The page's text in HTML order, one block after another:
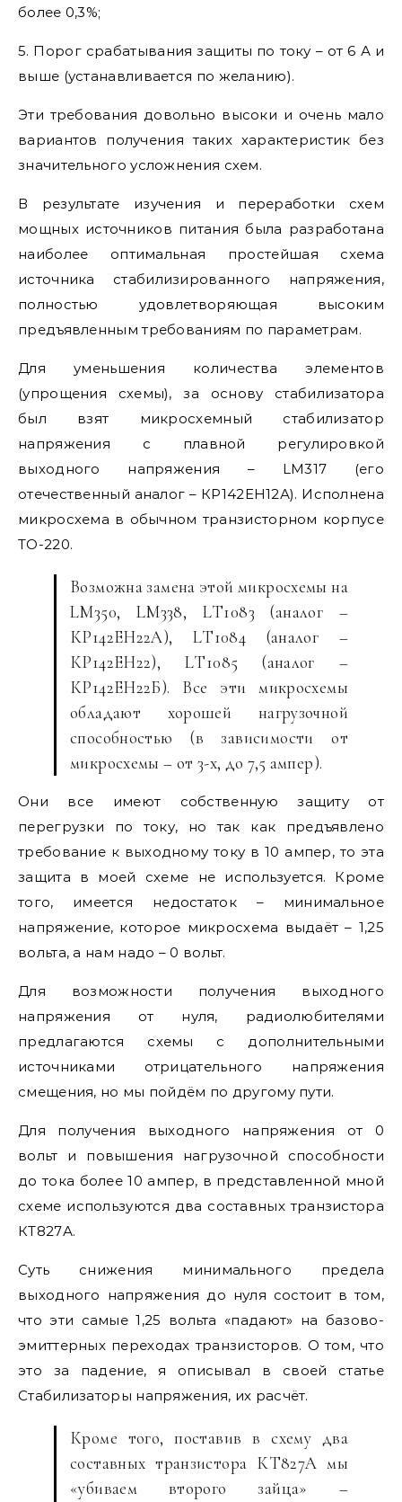
более 0,3%;
5. Порог срабатывания защиты по току – от 6 А и
выше (устанавливается по желанию).
Эти требования довольно высоки и очень мало
вариантов получения таких характеристик без
значительного усложнения схем.
В результате изучения и переработки схем
мощных источников питания была разработана
наиболее оптимальная простейшая схема
источника стабилизированного напряжения,
полностью удовлетворяющая высоким
предъявленным требованиям по параметрам.
Для уменьшения количества элементов
(упрощения схемы), за основу стабилизатора
был взят микросхемный стабилизатор
напряжения с плавной регулировкой
выходного напряжения – LM317 (его
отечественный аналог – КР142ЕН12А). Исполнена
микросхема в обычном транзисторном корпусе
ТО-220.
Возможна замена этой микросхемы на
LM350, LM338, LТ1083 (аналог –
КР142ЕН22А), LТ1084 (аналог –
КР142ЕН22), LТ1085 (аналог –
КР142ЕН22Б). Все эти микросхемы
обладают хорошей нагрузочной
способностью (в зависимости от
микросхемы – от 3-х, до 7,5 ампер).
Они все имеют собственную защиту от
перегрузки по току, но так как предъявлено
требование к выходному току в 10 ампер, то эта
защита в моей схеме не используется. Кроме
того, имеется недостаток – минимальное
напряжение, которое микросхема выдаёт – 1,25
вольта, а нам надо – 0 вольт.
Для возможности получения выходного
напряжения от нуля, радиолюбителями
предлагаются схемы с дополнительными
источниками отрицательного напряжения
смещения, но мы пойдём по другому пути.
Для получения выходного напряжения от 0
вольт и повышения нагрузочной способности
до тока более 10 ампер, в представленной мной
схеме используются два составных транзистора
КТ827А.
Суть снижения минимального предела
выходного напряжения до нуля состоит в том,
что эти самые 1,25 вольта «падают» на базово-
эмиттерных переходах транзисторов. О том, что
это за падение, я описывал в своей статье
Стабилизаторы напряжения, их расчёт.
Кроме того, поставив в схему два
составных транзистора КТ827А мы
«убиваем второго зайца» –